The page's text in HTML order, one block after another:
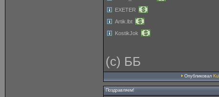
EXETER
Artik.lbt
KostikJok
(с) ББ
Опубликовал
Поздравляем!